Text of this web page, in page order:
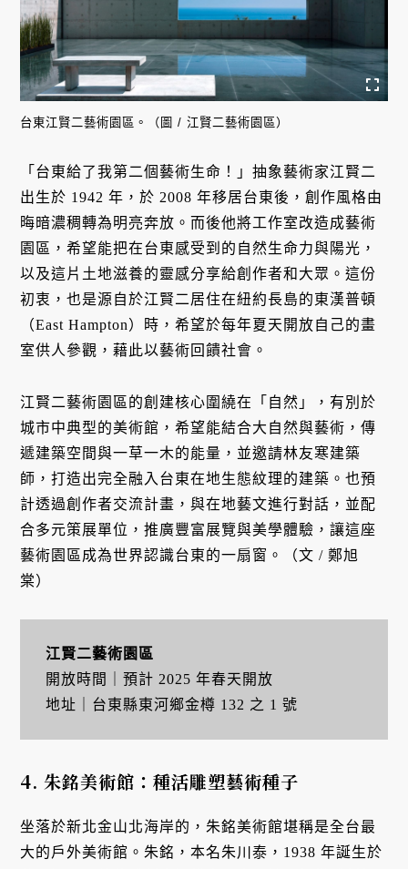
台東江賢二藝術園區。（圖 / 江賢二藝術園區）
「台東給了我第二個藝術生命！」抽象藝術家江賢二
出生於 1942 年，於 2008 年移居台東後，創作風格由
晦暗濃稠轉為明亮奔放。而後他將工作室改造成藝術
園區，希望能把在台東感受到的自然生命力與陽光，
以及這片土地滋養的靈感分享給創作者和大眾。這份
初衷，也是源自於江賢二居住在紐約長島的東漢普頓
（East Hampton）時，希望於每年夏天開放自己的畫
室供人參觀，藉此以藝術回饋社會。
江賢二藝術園區的創建核心圍繞在「自然」，有別於
城市中典型的美術館，希望能結合大自然與藝術，傳
遞建築空間與一草一木的能量，並邀請林友寒建築
師，打造出完全融入台東在地生態紋理的建築。也預
計透過創作者交流計畫，與在地藝文進行對話，並配
合多元策展單位，推廣豐富展覽與美學體驗，讓這座
藝術園區成為世界認識台東的一扇窗。（文 / 鄭旭
棠）
江賢二藝術園區
開放時間｜預計 2025 年春天開放
地址｜台東縣東河鄉金樽 132 之 1 號
4. 朱銘美術館：種活雕塑藝術種子
坐落於新北金山北海岸的，朱銘美術館堪稱是全台最
大的戶外美術館。朱銘，本名朱川泰，1938 年誕生於